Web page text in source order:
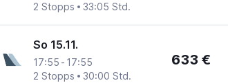
2 Stopps
33:05 Std.
So 15.11.
17:55 - 17:55
2 Stopps
30:00 Std.
633 €